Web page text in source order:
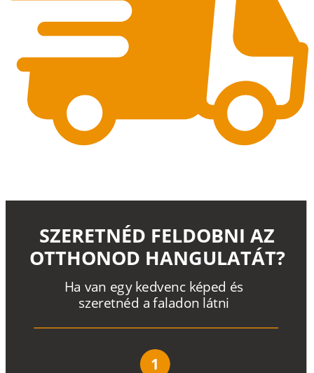
Ha van egy kedvenc képed és
szeretnéd a faladon látni
SZERETNÉD FELDOBNI AZ
OTTHONOD HANGULATÁT?
1